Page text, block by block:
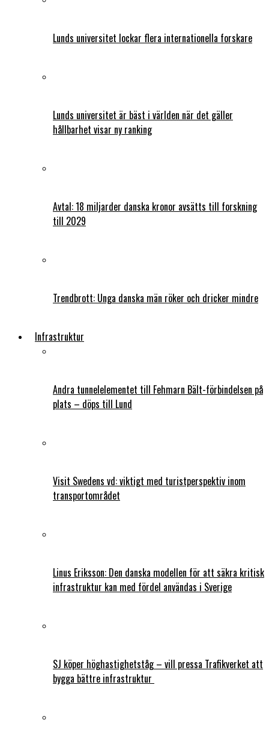
Lunds universitet lockar flera internationella forskare
Lunds universitet är bäst i världen när det gäller
hållbarhet visar ny ranking
Avtal: 18 miljarder danska kronor avsätts till forskning
till 2029
Trendbrott: Unga danska män röker och dricker mindre
Infrastruktur
Andra tunnelelementet till Fehmarn Bält-förbindelsen på
plats – döps till Lund
Visit Swedens vd: viktigt med turistperspektiv inom
transportområdet
Linus Eriksson: Den danska modellen för att säkra kritisk
infrastruktur kan med fördel användas i Sverige
SJ köper höghastighetståg – vill pressa Trafikverket att
bygga bättre infrastruktur